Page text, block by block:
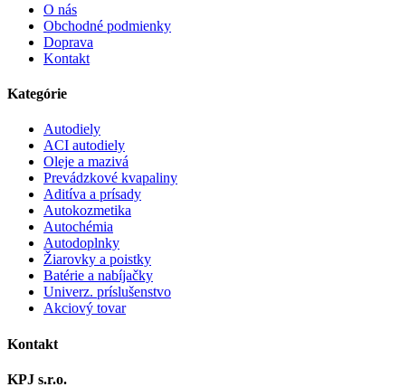
O nás
Obchodné podmienky
Doprava
Kontakt
Kategórie
Autodiely
ACI autodiely
Oleje a mazivá
Prevádzkové kvapaliny
Aditíva a prísady
Autokozmetika
Autochémia
Autodoplnky
Žiarovky a poistky
Batérie a nabíjačky
Univerz. príslušenstvo
Akciový tovar
Kontakt
KPJ s.r.o.